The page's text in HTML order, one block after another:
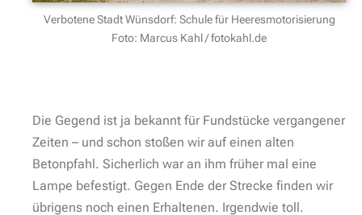
Betonpfeiler leider liegend
einfach wissen muss. Nachdem wir um den
Gebäudekomplex drumherum geschlichen sind,
stehen wir zunächst auf dem Koschewoi-Ring. Von
hier aus halten wir uns wieder zurück zur Hauptallee,
welche nun für 1,6 Kilometer als reine Landstraße